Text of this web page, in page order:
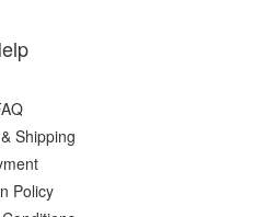
Shipping
Policy